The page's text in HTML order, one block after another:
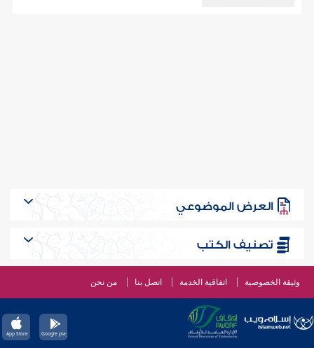
العرض الموضوعي
تصنيف الكتب
وثيقة الخصوصية اتفاقية الخدمة اتصل بنا من نحن